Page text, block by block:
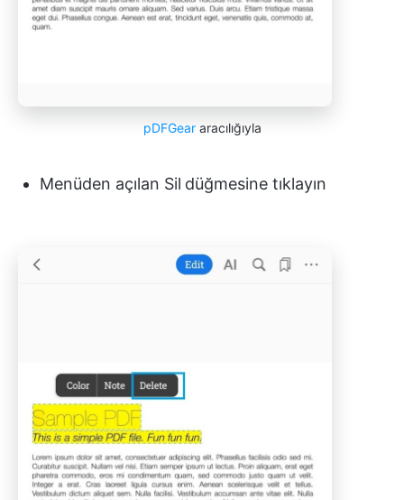
pDFGeararacılığıyla
Menüden açılan Sil düğmesine tıklayın